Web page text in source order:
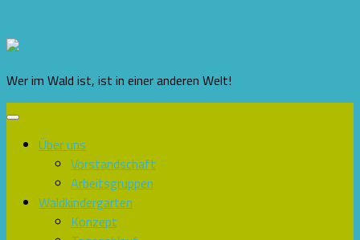
Wer im Wald ist, ist in einer anderen Welt!
Über uns
Vorstandschaft
Arbeitsgruppen
Waldkindergarten
Konzept